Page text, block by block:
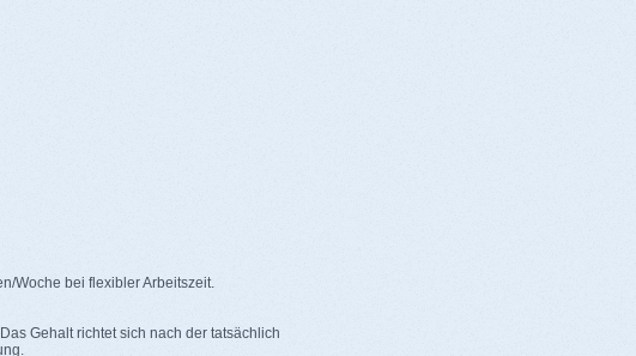
Woche bei flexibler Arbeitszeit.
Gehalt richtet sich nach der tatsächlich